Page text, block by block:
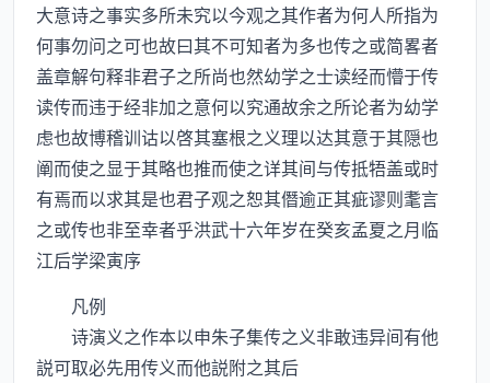
大意诗之事实多所未究以今观之其作者为何人所指为
何事勿问之可也故曰其不可知者为多也传之或简畧者
盖章解句释非君子之所尚也然幼学之士读经而懵于传
读传而违于经非加之意何以究通故余之所论者为幼学
虑也故博稽训诂以啓其塞根之义理以达其意于其隠也
阐而使之显于其略也推而使之详其间与传抵牾盖或时
有焉而以求其是也君子观之恕其僭逾正其疵谬则耄言
之或传也非至幸者乎洪武十六年岁在癸亥孟夏之月临
江后学梁寅序
凡例
诗演义之作本以申朱子集传之义非敢违异间有他
説可取必先用传义而他説附之其后